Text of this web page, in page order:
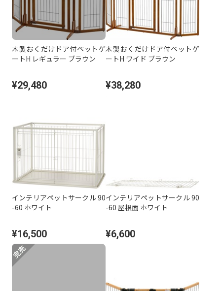
木製おくだけドア付ペットゲ
ートH レギュラー ブラウン
¥29,480
木製おくだけドア付ペットゲ
ートH ワイド ブラウン
¥38,280
インテリアペットサークル 90
-60 ホワイト
¥16,500
インテリアペットサークル 90
-60 屋根面 ホワイト
¥6,600